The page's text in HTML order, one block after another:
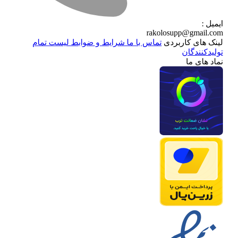
ایمیل :
rakolosupp@gmail.com
لینک های کاربردی تماس با ما شرایط و ضوابط لیست تمام
تولیدکنندگان
نماد های ما